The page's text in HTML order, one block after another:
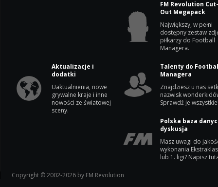
FM Revolution
Out Megapack
Największy, w pełni
dostępny zestaw
piłkarzy do Football
Managera.
Aktualizacje i
dodatki
Uaktualnienia, nowe
grywalne kraje i inne
nowości ze światowej
sceny.
Talenty do
Managera
Znajdziesz u nas
nazwisk
Sprawdź je
Polska baza
dyskusja
Masz uwagi do
wykonania
lub 1. ligi? Napisz
Copyright © 2002-2026 by FM Revolution